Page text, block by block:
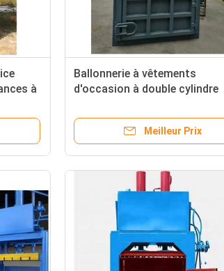
à
Ballonnerie à vêtements
d'occasion à double cylindre
compacteur hydraulique
Meilleur Prix